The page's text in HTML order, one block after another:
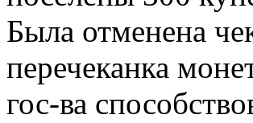
Была отменена
перечеканка
гос-ва